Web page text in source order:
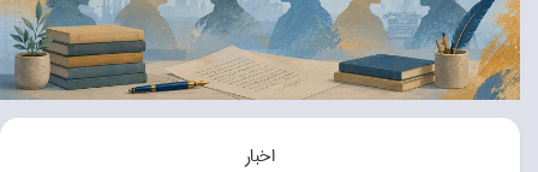
اخبار